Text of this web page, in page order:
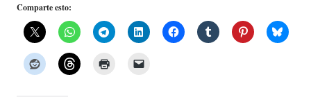
Comparte esto: